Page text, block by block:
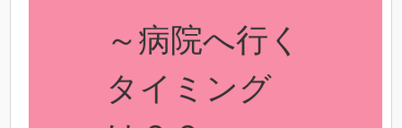
～病院へ行く
タイミング